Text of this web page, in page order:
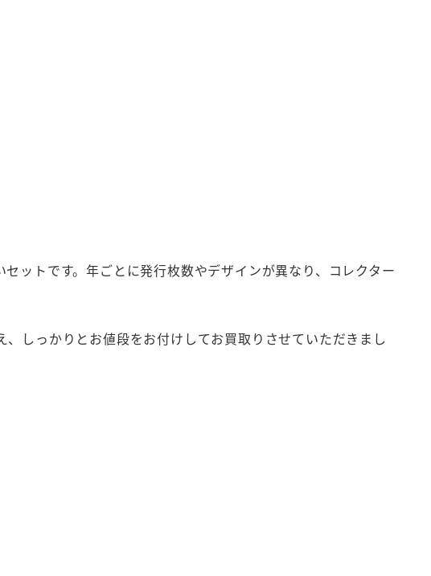
ットです。年ごとに発行枚数やデザインが異なり、コレクター
しっかりとお値段をお付けしてお買取りさせていただきまし